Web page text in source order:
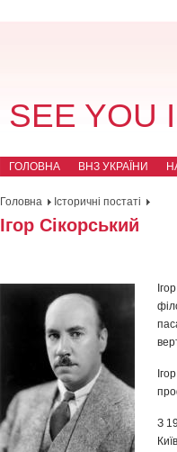
SEE YOU
ГОЛОВНА ВНЗ УКРАЇНИ
Головна Історичні постаті
Ігор Сікорський
З